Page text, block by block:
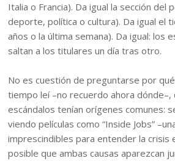
Italia o Francia). Da igual la sección del
deporte, política o cultura). Da igual el
años o la última semana). Da igual: los
saltan a los titulares un día tras otro.
No es cuestión de preguntarse por
tiempo leí –no recuerdo ahora dónde–,
escándalos tenían orígenes comunes:
viendo películas como “Inside Jobs”
imprescindibles para entender la crisis
posible que ambas causas aparezcan